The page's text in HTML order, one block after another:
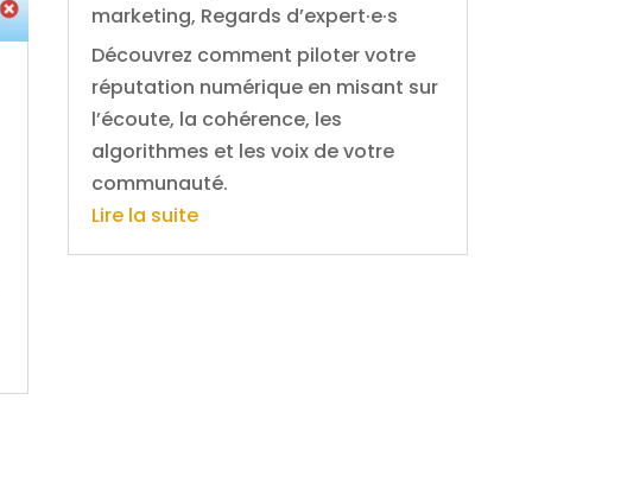
marketing, Regards d’expert·e·s
Découvrez comment piloter votre
réputation numérique en misant sur
l’écoute, la cohérence, les
algorithmes et les voix de votre
communauté.
Lire la suite